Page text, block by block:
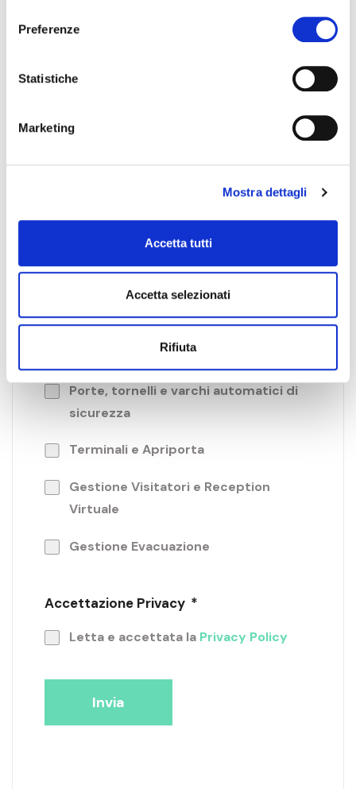
Preferenze
Statistiche
Marketing
Mostra dettagli
Accetta tutti
Accetta selezionati
Rifiuta
TI POTREBBE INTERESSARE ANCHE:
App Controllo Accessi e timbrature
Controllo Accessi Pedonali
Controllo Accessi Veicolare
Controllo Accessi Mani Libere
Porte, tornelli e varchi automatici di
sicurezza
Terminali e Apriporta
Gestione Visitatori e Reception
Virtuale
Gestione Evacuazione
Accettazione Privacy *
Letta e accettata la Privacy Policy
Invia